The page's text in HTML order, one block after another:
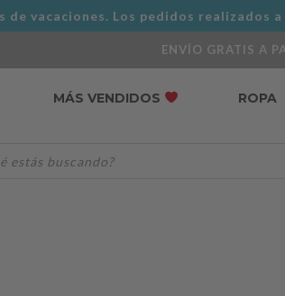
de vacaciones. Los pedidos realizados
ENVÍO GRATIS A
MÁS VENDIDOS ROPA